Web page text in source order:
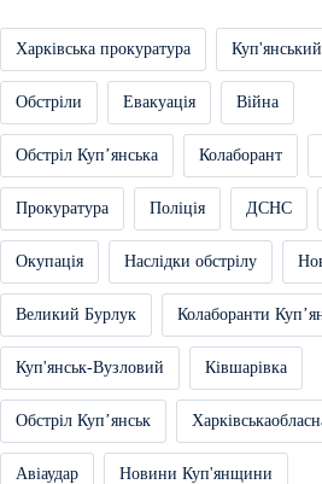
Харківська прокуратура
Обстріли Евакуація Війна
Обстріл Купʼянська Колаборант
Прокуратура Поліція ДСНС
Окупація Наслідки обстрілу
Великий Бурлук Колаборанти
Куп'янськ-Вузловий Ківшарівка
Обстріл Купʼянськ
Авіаудар Новини Куп'янщини